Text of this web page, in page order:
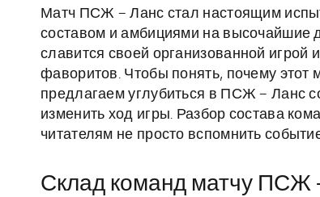
Матч ПСЖ – Ланс стал настоящим
составом и амбициями на высочайшие
славится своей организованной
фаворитов. Чтобы понять, почему
предлагаем углубиться в ПСЖ – Ланс
изменить ход игры. Разбор состава
читателям не просто вспомнить
Склад команд матчу ПСЖ